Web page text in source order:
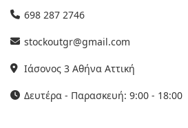
698 287 2746
stockoutgr@gmail.com
Ιάσονος 3 Αθήνα Αττική
Δευτέρα - Παρασκευή: 9:00 - 18:00